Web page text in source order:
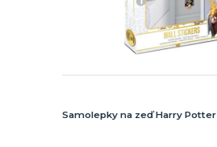
Samolepky na zeď Harry Potter